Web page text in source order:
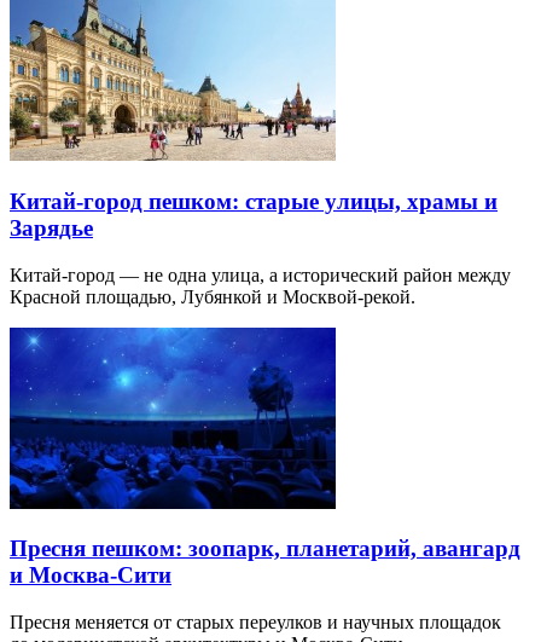
Китай-город пешком: старые улицы, храмы и
Зарядье
Китай-город — не одна улица, а исторический район между
Красной площадью, Лубянкой и Москвой-рекой.
Пресня пешком: зоопарк, планетарий, авангард
и Москва-Сити
Пресня меняется от старых переулков и научных площадок